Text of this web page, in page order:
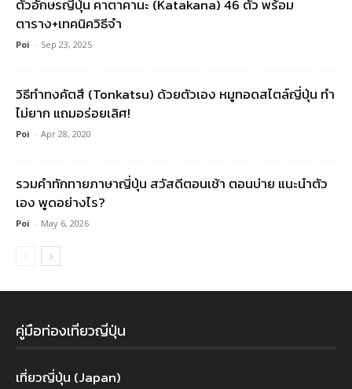
ตัวอักษรญี่ปุ่น คาตาคานะ (Katakana) 46 ตัว พร้อม
ตาราง+เทคนิควิธีจำ
Poi - Sep 23, 2025
วิธีทำทงคัตสึ (Tonkatsu) ด้วยตัวเอง หมูทอดสไตล์ญี่ปุ่น ทำ
ไม่ยาก แถมอร่อยเลิศ!
Poi - Apr 28, 2020
รวมคําทักทายภาษาญี่ปุ่น สวัสดีตอนเช้า ตอนบ่าย แนะนำตัว
เอง พูดอย่างไร?
Poi - May 6, 2026
คู่มือท่องเที่ยวญี่ปุ่น
เที่ยวญี่ปุ่น (Japan)